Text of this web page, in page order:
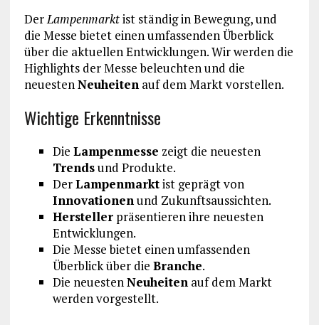
DerLampenmarktist ständig in Bewegung, und
die Messe bietet einen umfassenden Überblick
über die aktuellen Entwicklungen. Wir werden die
Highlights der Messe beleuchten und die
neuestenNeuheitenauf dem Markt vorstellen.
Wichtige Erkenntnisse
Die Lampenmesse zeigt die neuesten
Trendsund Produkte.
DerLampenmarktist geprägt von
Innovationenund Zukunftsaussichten.
Herstellerpräsentieren ihre neuesten
Entwicklungen.
Die Messe bietet einen umfassenden
Überblick über die Branche.
Die neuestenNeuheitenauf dem Markt
werden vorgestellt.